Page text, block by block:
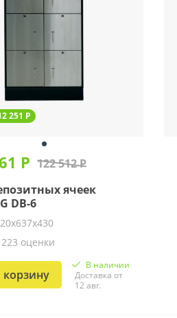
251 Р
Р 122 512 Р
ячеек
DB-6
оценки
корзину
В наличии
Доставка от
12 авг.